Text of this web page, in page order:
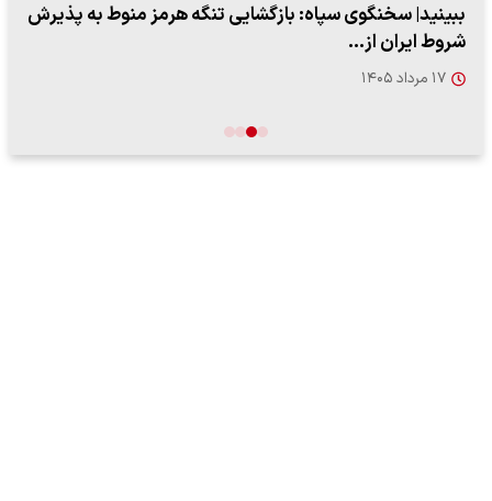
ببینید| ویدئویی جدید از لحظه زلزله ۷.۱ ریشتری
"کوماموتو" ژاپن ۹ روز…
۱۶ مرداد ۱۴۰۵